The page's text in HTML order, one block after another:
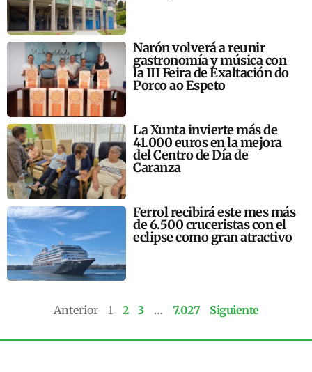
Narón volverá a reunir
gastronomía y música con
la III Feira de Exaltación do
Porco ao Espeto
La Xunta invierte más de
41.000 euros en la mejora
del Centro de Día de
Caranza
Ferrol recibirá este mes más
de 6.500 cruceristas con el
eclipse como gran atractivo
Anterior 1 2 3 … 7.027 Siguiente